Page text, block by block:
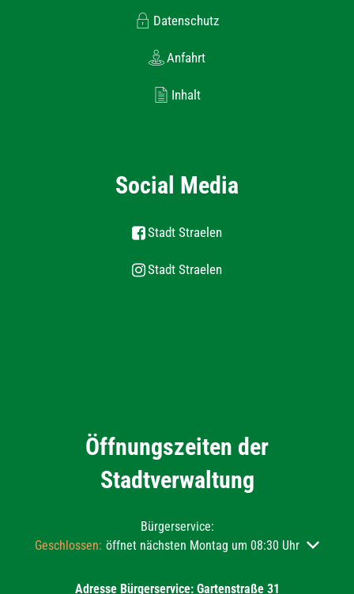
Datenschutz
Anfahrt
Inhalt
Social Media
Stadt Straelen
Stadt Straelen
Öffnungszeiten der
Stadtverwaltung
Bürgerservice:
Klicken, um weitere Öffnungs- oder Schließzeiten
Geschlossen: öffnet nächsten Montag um 08:30 Uhr
Adresse Bürgerservice: Gartenstraße 31